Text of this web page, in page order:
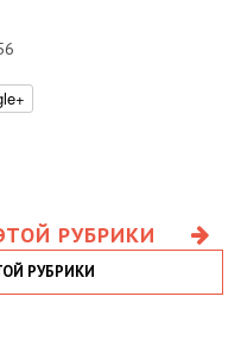
РУБРИКИ
РУБРИКИ